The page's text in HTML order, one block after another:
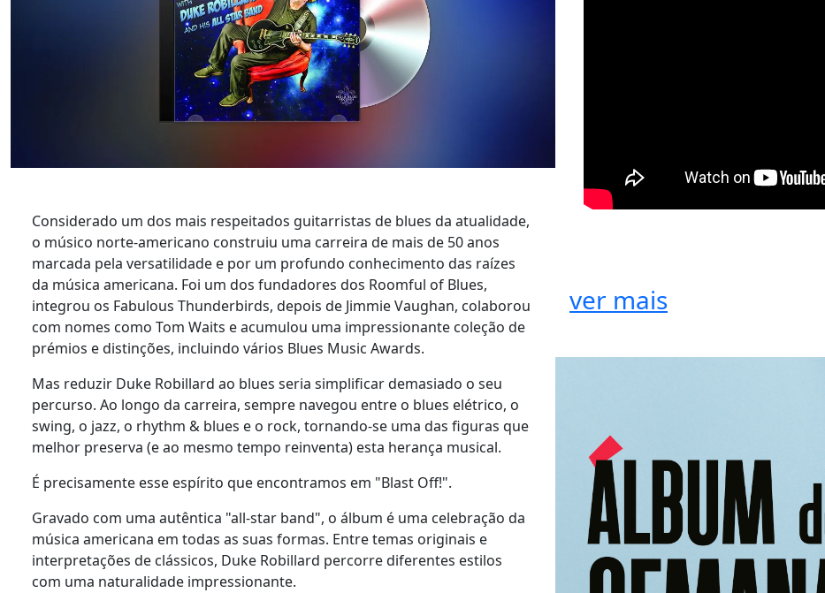
Considerado um dos mais respeitados guitarristas de blues da atualidade,
o músico norte-americano construiu uma carreira de mais de 50 anos
marcada pela versatilidade e por um profundo conhecimento das raízes
da música americana. Foi um dos fundadores dos Roomful of Blues,
integrou os Fabulous Thunderbirds, depois de Jimmie Vaughan, colaborou
com nomes como Tom Waits e acumulou uma impressionante coleção de
prémios e distinções, incluindo vários Blues Music Awards.
Mas reduzir Duke Robillard ao blues seria simplificar demasiado o seu
percurso. Ao longo da carreira, sempre navegou entre o blues elétrico, o
swing, o jazz, o rhythm & blues e o rock, tornando-se uma das figuras que
melhor preserva (e ao mesmo tempo reinventa) esta herança musical.
É precisamente esse espírito que encontramos em "Blast Off!".
Gravado com uma autêntica "all-star band", o álbum é uma celebração da
música americana em todas as suas formas. Entre temas originais e
interpretações de clássicos, Duke Robillard percorre diferentes estilos
com uma naturalidade impressionante.
ver mais